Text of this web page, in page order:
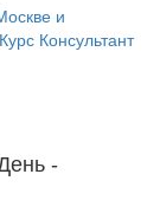
и
Консультант
-